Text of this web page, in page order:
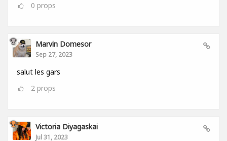
0 props
Marvin Domesor
Sep 27, 2023
salut les gars
2 props
Victoria Diyagaskai
Jul 31, 2023